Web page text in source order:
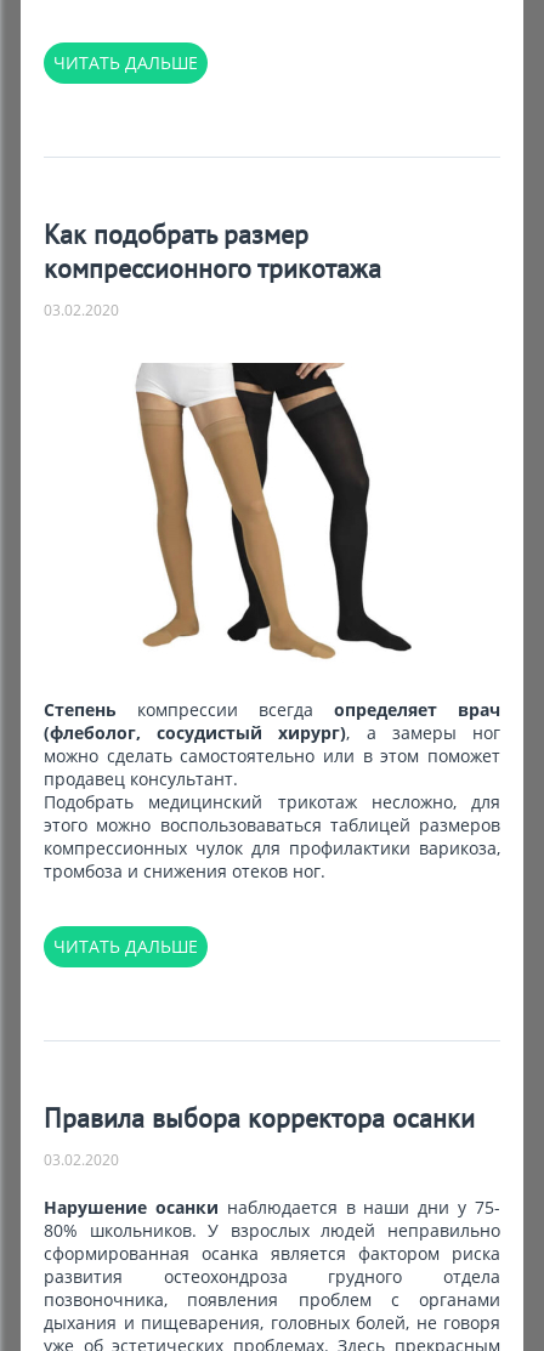
ЧИТАТЬ ДАЛЬШЕ
Как подобрать размер
компрессионного трикотажа
03.02.2020
Степень компрессии всегда определяет врач
(флеболог, сосудистый хирург), а замеры ног
можно сделать самостоятельно или в этом поможет
продавец консультант.
Подобрать медицинский трикотаж несложно, для
этого можно воспользоваваться таблицей размеров
компрессионных чулок для профилактики варикоза,
тромбоза и снижения отеков ног.
ЧИТАТЬ ДАЛЬШЕ
Правила выбора корректора осанки
03.02.2020
Нарушение осанки наблюдается в наши дни у 75-
80% школьников. У взрослых людей неправильно
сформированная осанка является фактором риска
развития остеохондроза грудного отдела
позвоночника, появления проблем с органами
дыхания и пищеварения, головных болей, не говоря
уже об эстетических проблемах. Здесь прекрасным